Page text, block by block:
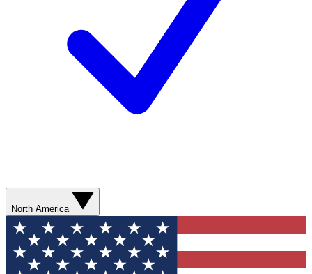
North America